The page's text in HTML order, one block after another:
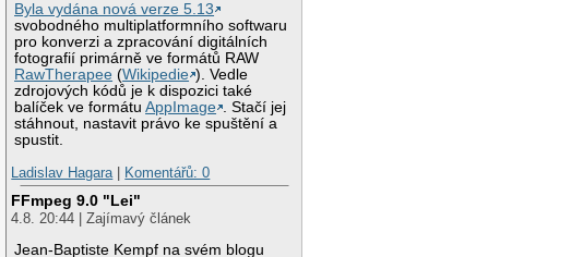
Byla vydána nová verze 5.13
svobodného multiplatformního softwaru
pro konverzi a zpracování digitálních
fotografií primárně ve formátů RAW
RawTherapee (Wikipedie ). Vedle
zdrojových kódů je k dispozici také
balíček ve formátuAppImage . Stačí jej
stáhnout, nastavit právo ke spuštění a
spustit.
Ladislav Hagara
Komentářů: 0
FFmpeg 9.0 "Lei"
4.8. 20:44 | Zajímavý článek
Jean-Baptiste Kempf na svém blogu